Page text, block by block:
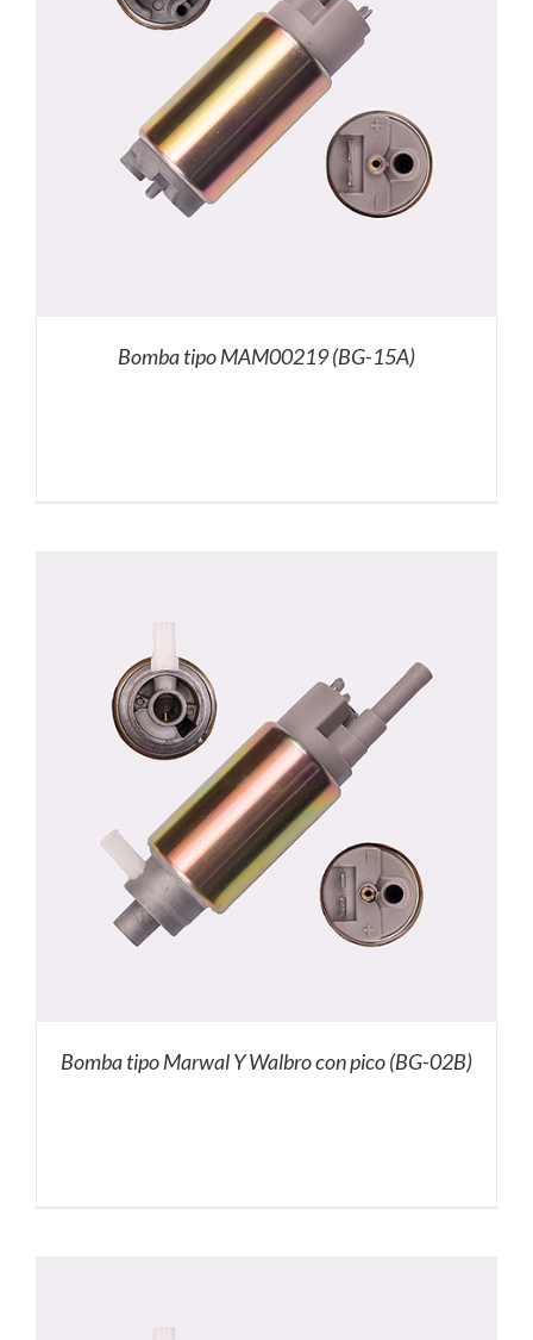
Bomba tipo MAM00219 (BG-15A)
Bomba tipo Marwal Y Walbro con pico (BG-02B)